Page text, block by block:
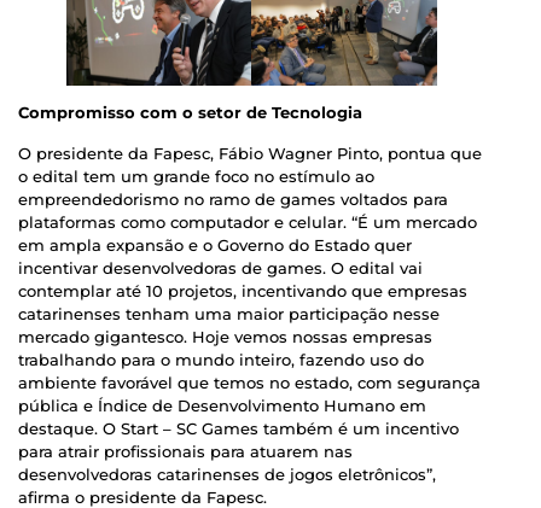
Compromisso com o setor de Tecnologia
O presidente da Fapesc, Fábio Wagner Pinto, pontua que
o edital tem um grande foco no estímulo ao
empreendedorismo no ramo de games voltados para
plataformas como computador e celular. “É um mercado
em ampla expansão e o Governo do Estado quer
incentivar desenvolvedoras de games. O edital vai
contemplar até 10 projetos, incentivando que empresas
catarinenses tenham uma maior participação nesse
mercado gigantesco. Hoje vemos nossas empresas
trabalhando para o mundo inteiro, fazendo uso do
ambiente favorável que temos no estado, com segurança
pública e Índice de Desenvolvimento Humano em
destaque. O Start – SC Games também é um incentivo
para atrair profissionais para atuarem nas
desenvolvedoras catarinenses de jogos eletrônicos”,
afirma o presidente da Fapesc.